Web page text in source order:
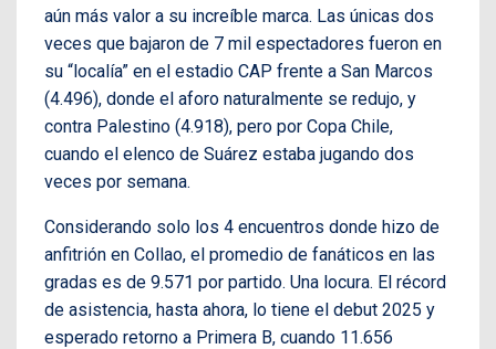
aún más valor a su increíble marca. Las únicas dos
veces que bajaron de 7 mil espectadores fueron en
su “localía” en el estadio CAP frente a San Marcos
(4.496), donde el aforo naturalmente se redujo, y
contra Palestino (4.918), pero por Copa Chile,
cuando el elenco de Suárez estaba jugando dos
veces por semana.
Considerando solo los 4 encuentros donde hizo de
anfitrión en Collao, el promedio de fanáticos en las
gradas es de 9.571 por partido. Una locura. El récord
de asistencia, hasta ahora, lo tiene el debut 2025 y
esperado retorno a Primera B, cuando 11.656